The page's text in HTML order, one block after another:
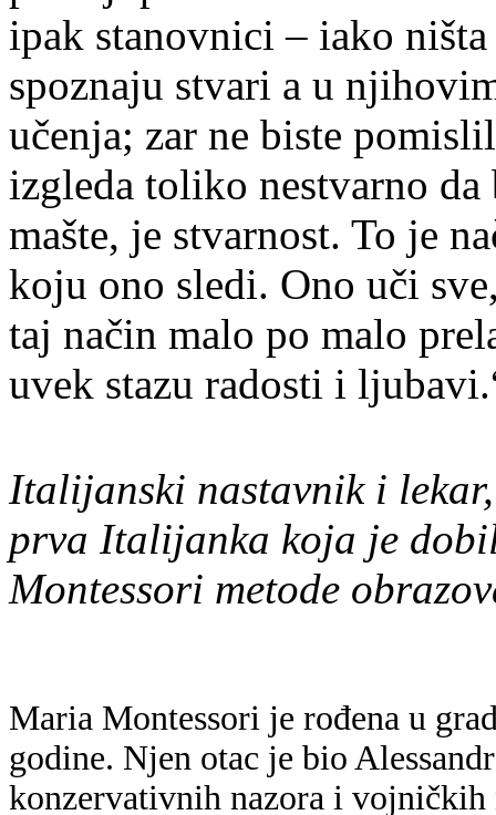
ipak stanovnici – iako
spoznaju stvari a u
učenja; zar ne biste
izgleda toliko nestvarno
mašte, je stvarnost. To je
koju ono sledi. Ono uči
taj način malo po malo
uvek stazu radosti i
Italijanski nastavnik i
prva Italijanka koja je
Montessori metode
Maria Montessori je rođena u
godine. Njen otac je bio
konzervativnih nazora i vojničkih